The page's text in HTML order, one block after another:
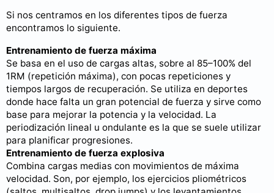
Si nos centramos en los diferentes tipos de fuerza
encontramos lo siguiente.
Entrenamiento de fuerza máxima
Se basa en el uso de cargas altas, sobre al 85–100% del
1RM (repetición máxima), con pocas repeticiones y
tiempos largos de recuperación. Se utiliza en deportes
donde hace falta un gran potencial de fuerza y sirve como
base para mejorar la potencia y la velocidad. La
periodización lineal u ondulante es la que se suele utilizar
para planificar progresiones.
Entrenamiento de fuerza explosiva
Combina cargas medias con movimientos de máxima
velocidad. Son, por ejemplo, los ejercicios pliométricos